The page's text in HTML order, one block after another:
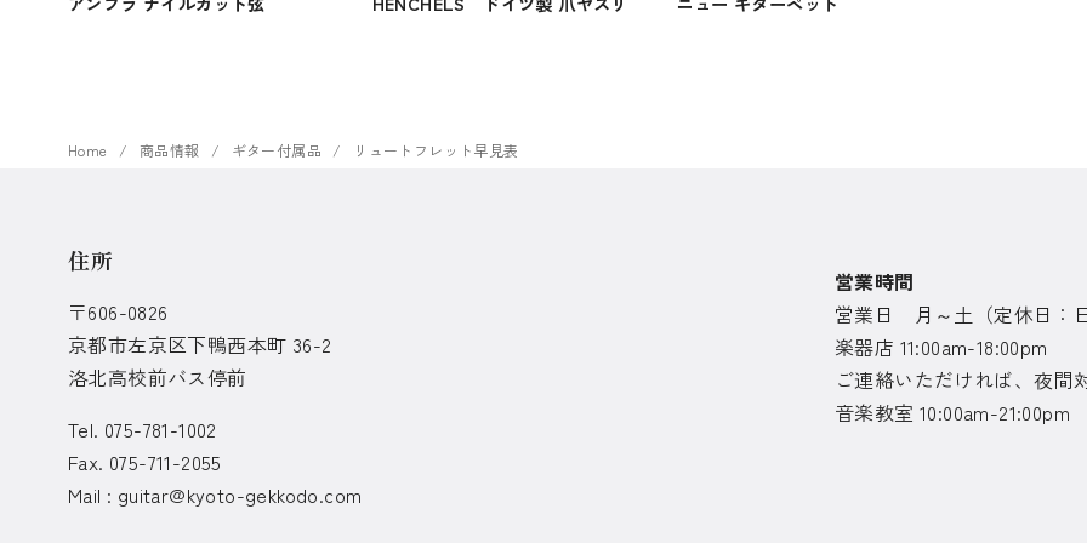
Home 商品情報 ギター付属品 リュートフレット早見表
住所
〒606-0826
京都市左京区下鴨西本町 36-2
洛北高校前バス停前
Tel. 075-781-1002
Fax. 075-711-2055
Mail : guitar@kyoto-gekkodo.com
営業時間
営業日 月～土（定休日：日
楽器店 11:00am-18:00pm
ご連絡いただければ、夜間
音楽教室 10:00am-21:00pm